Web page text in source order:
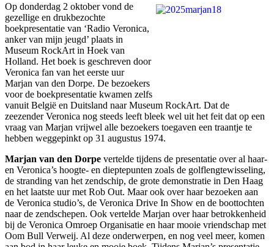
Op donderdag 2 oktober vond de
gezellige en drukbezochte
boekpresentatie van ‘Radio Veronica,
anker van mijn jeugd’ plaats in
Museum RockArt in Hoek van
Holland. Het boek is geschreven door
Veronica fan van het eerste uur
Marjan van den Dorpe. De bezoekers
voor de boekpresentatie kwamen zelfs
vanuit België en Duitsland naar Museum RockArt. Dat de
zeezender Veronica nog steeds leeft bleek wel uit het feit dat op een
vraag van Marjan vrijwel alle bezoekers toegaven een traantje te
hebben weggepinkt op 31 augustus 1974.
Marjan van den Dorpe vertelde tijdens de presentatie over al haar-
en Veronica’s hoogte- en dieptepunten zoals de golflengtewisseling,
de stranding van het zendschip, de grote demonstratie in Den Haag
en het laatste uur met Rob Out. Maar ook over haar bezoeken aan
de Veronica studio’s, de Veronica Drive In Show en de boottochten
naar de zendschepen. Ook vertelde Marjan over haar betrokkenheid
bij de Veronica Omroep Organisatie en haar mooie vriendschap met
Oom Bull Verweij. Al deze onderwerpen, en nog veel meer, komen